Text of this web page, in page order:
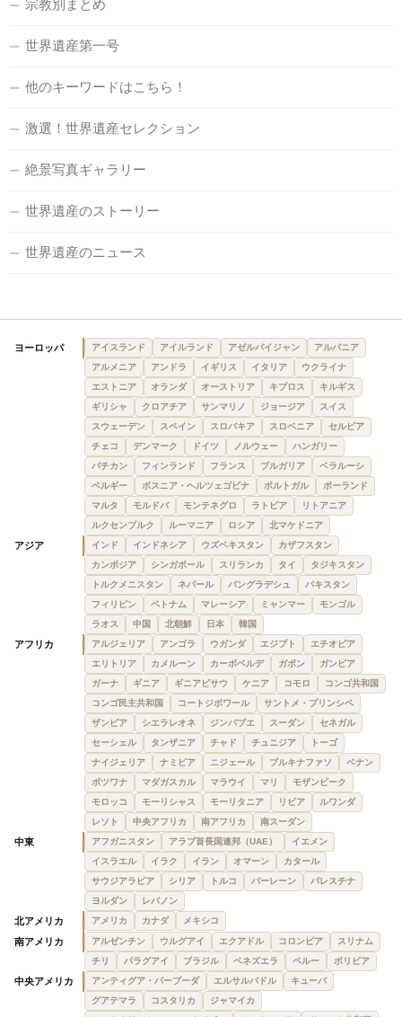
宗教別まとめ
世界遺産第一号
他のキーワードはこちら！
激選！世界遺産セレクション
絶景写真ギャラリー
世界遺産のストーリー
世界遺産のニュース
ヨーロッパ アイスランド アイルランド アゼルバイジャン
アルバニア
アルメニア
アンドラ イギリス イタリア
ウクライナ
エストニア
オランダ オーストリア キプロス
キルギス
ギリシャ
クロアチア サンマリノ ジョージア
スイス
スウェーデン
スペイン スロバキア スロベニア
セルビア
チェコ
デンマーク ドイツ ノルウェー
ハンガリー
バチカン
フィンランド フランス ブルガリア
ベラルーシ
ベルギー
ボスニア・ヘルツェゴビナ ポルトガル
ポーランド
マルタ
モルドバ モンテネグロ ラトビア
リトアニア
ルクセンブルク
ルーマニア ロシア 北マケドニア
アジア インド インドネシア ウズベキスタン
カザフスタン
カンボジア
シンガポール スリランカ タイ
タジキスタン
トルクメニスタン
ネパール バングラデシュ
パキスタン
フィリピン
ベトナム マレーシア ミャンマー
モンゴル
ラオス
中国 北朝鮮 日本 韓国
アフリカ アルジェリア アンゴラ ウガンダ エジプト
エチオピア
エリトリア
カメルーン カーボベルデ ガボン
ガンビア
ガーナ
ギニア ギニアビサウ ケニア コモロ
コンゴ共和国
コンゴ民主共和国
コートジボワール
サントメ・プリンシペ
ザンビア
シエラレオネ ジンバブエ スーダン
セネガル
セーシェル
タンザニア チャド チュニジア
トーゴ
ナイジェリア
ナミビア ニジェール ブルキナファソ
ベナン
ボツワナ
マダガスカル マラウイ マリ
モザンビーク
モロッコ
モーリシャス モーリタニア リビア
ルワンダ
レソト
中央アフリカ 南アフリカ 南スーダン
中東 アフガニスタン アラブ首長国連邦（UAE）
イエメン
イスラエル
イラク イラン オマーン
カタール
サウジアラビア
シリア トルコ バーレーン
パレスチナ
ヨルダン
レバノン
北アメリカ アメリカ カナダ メキシコ
南アメリカ アルゼンチン ウルグアイ エクアドル コロンビア
スリナム
チリ
パラグアイ ブラジル ベネズエラ ペルー ボリビア
中央アメリカ アンティグア・バーブーダ エルサルバドル
キューバ
グアテマラ
コスタリカ
ジャマイカ